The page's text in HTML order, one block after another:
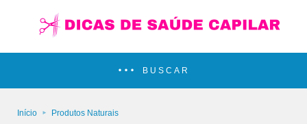
BUSCAR
Início Produtos Naturais